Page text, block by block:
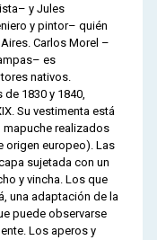
y Jules
y pintor– quién
Carlos Morel –
es
nativos.
1830 y 1840,
Su vestimenta está
realizados
origen europeo). Las
sujetada con un
y vincha. Los que
una adaptación de la
puede observarse
Los aperos y